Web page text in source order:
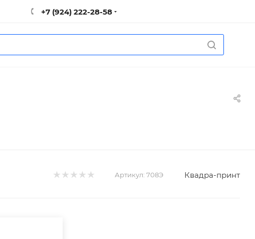
+7 (924) 222-28-58
Артикул: 708Э Квадра-принт